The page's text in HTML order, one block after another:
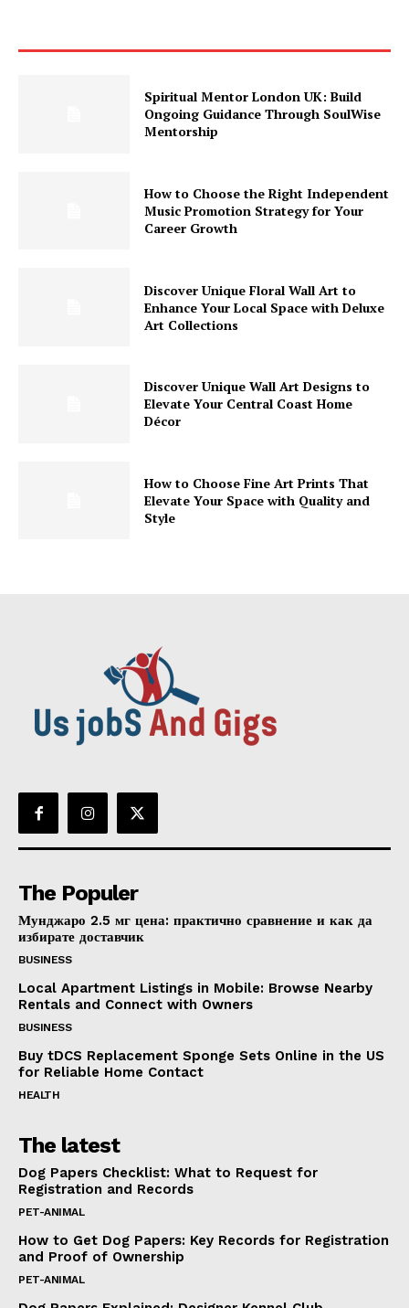
Spiritual Mentor London UK: Build
Ongoing Guidance Through SoulWise
Mentorship
How to Choose the Right Independent
Music Promotion Strategy for Your
Career Growth
Discover Unique Floral Wall Art to
Enhance Your Local Space with Deluxe
Art Collections
Discover Unique Wall Art Designs to
Elevate Your Central Coast Home
Décor
How to Choose Fine Art Prints That
Elevate Your Space with Quality and
Style
The Populer
Мунджаро 2.5 мг цена: практично сравнение и как да
избирате доставчик
BUSINESS
Local Apartment Listings in Mobile: Browse Nearby
Rentals and Connect with Owners
BUSINESS
Buy tDCS Replacement Sponge Sets Online in the US
for Reliable Home Contact
HEALTH
The latest
Dog Papers Checklist: What to Request for
Registration and Records
PET-ANIMAL
How to Get Dog Papers: Key Records for Registration
and Proof of Ownership
PET-ANIMAL